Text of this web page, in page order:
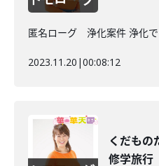
匿名ローグ 浄化案件 浄化
2023.11.20 |00:08:12
くだも
修学旅行